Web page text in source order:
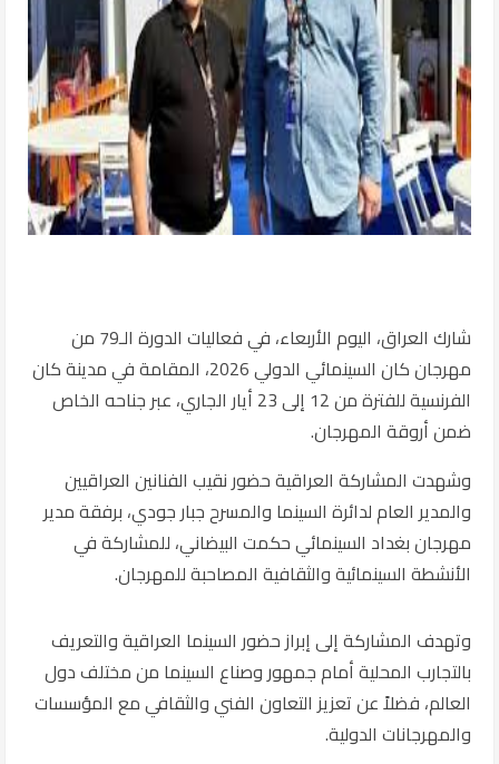
شارك العراق، اليوم الأربعاء، في فعاليات الدورة الـ79 من
مهرجان كان السينمائي الدولي 2026، المقامة في مدينة كان
الفرنسية للفترة من 12 إلى 23 أيار الجاري، عبر جناحه الخاص
ضمن أروقة المهرجان.
وشهدت المشاركة العراقية حضور نقيب الفنانين العراقيين
والمدير العام لدائرة السينما والمسرح جبار جودي، برفقة مدير
مهرجان بغداد السينمائي حكمت البيضاني، للمشاركة في
الأنشطة السينمائية والثقافية المصاحبة للمهرجان.
وتهدف المشاركة إلى إبراز حضور السينما العراقية والتعريف
بالتجارب المحلية أمام جمهور وصناع السينما من مختلف دول
العالم، فضلاً عن تعزيز التعاون الفني والثقافي مع المؤسسات
والمهرجانات الدولية.